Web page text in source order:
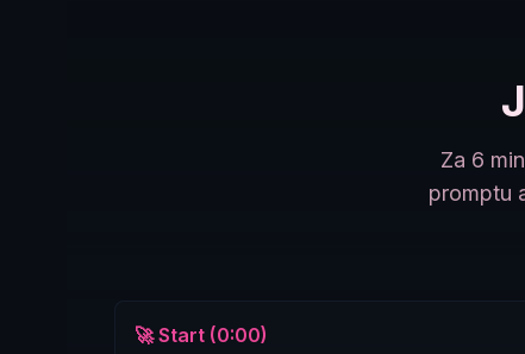
Za 6
promptu
🚀 Start (0:00)